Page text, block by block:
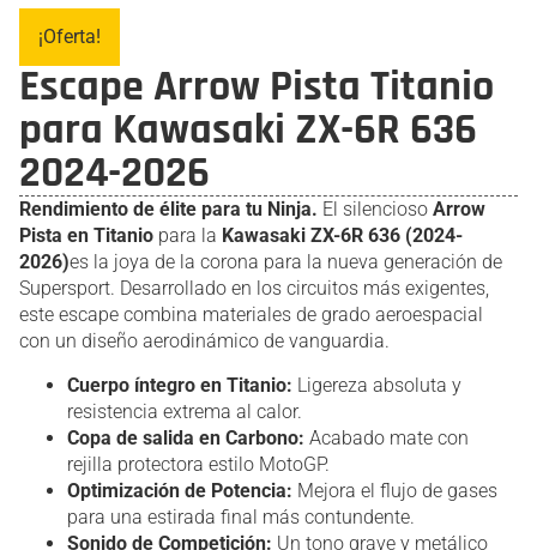
¡Oferta!
Escape Arrow Pista Titanio
para Kawasaki ZX-6R 636
2024-2026
Rendimiento de élite para tu Ninja. El silencioso Arrow
Pista en Titanio para la Kawasaki ZX-6R 636 (2024-
2026)es la joya de la corona para la nueva generación de
Supersport. Desarrollado en los circuitos más exigentes,
este escape combina materiales de grado aeroespacial
con un diseño aerodinámico de vanguardia.
Cuerpo íntegro en Titanio: Ligereza absoluta y
resistencia extrema al calor.
Copa de salida en Carbono: Acabado mate con
rejilla protectora estilo MotoGP.
Optimización de Potencia: Mejora el flujo de gases
para una estirada final más contundente.
Sonido de Competición: Un tono grave y metálico